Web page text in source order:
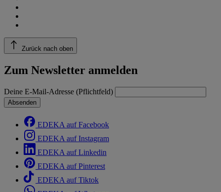
Zurück nach oben
Zum Newsletter anmelden
Deine E-Mail-Adresse (Pflichtfeld)
Absenden
EDEKA auf Facebook
EDEKA auf Instagram
EDEKA auf Linkedin
EDEKA auf Pinterest
EDEKA auf Tiktok